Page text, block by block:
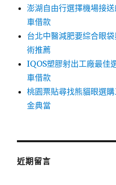
澎湖自由行選擇機場接
車借款
台北中醫減肥要綜合眼
術推薦
IQOS塑膠射出工廠最佳
車借款
桃園票貼尋找熊貓眼選
金典當
近期留言